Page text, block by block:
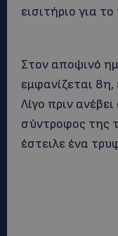
εισιτήριο για το
Στον αποψινό
εμφανίζεται 8η,
Λίγο πριν
σύντροφος της
έστειλε ένα